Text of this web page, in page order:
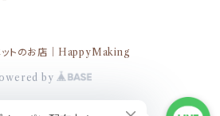
トのお店｜HappyMaking
by